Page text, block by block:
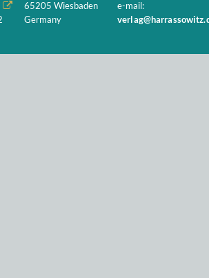
65205 Wiesbaden
Germany
e-mail: